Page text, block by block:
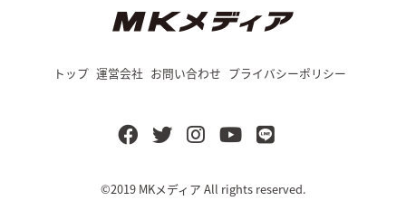
トップ 運営会社 お問い合わせ プライバシーポリシー
©2019 MKメディア All rights reserved.